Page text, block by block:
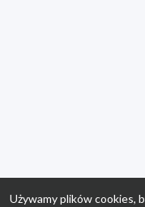
Używamy plików cookies,